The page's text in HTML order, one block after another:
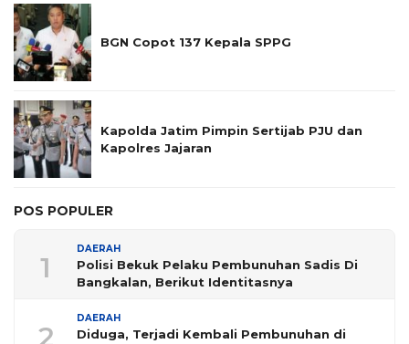
BGN Copot 137 Kepala SPPG
Kapolda Jatim Pimpin Sertijab PJU dan
Kapolres Jajaran
POS POPULER
1
DAERAH
Polisi Bekuk Pelaku Pembunuhan Sadis Di
Bangkalan, Berikut Identitasnya
2
DAERAH
Diduga, Terjadi Kembali Pembunuhan di